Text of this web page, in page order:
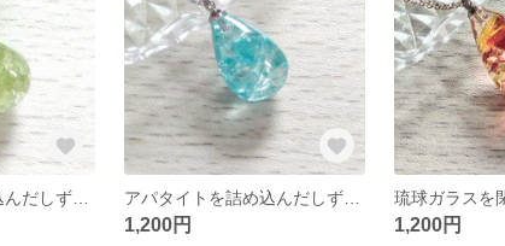
ペリドットを詰め込んだしずくネックレス アパタイトを詰め込んだしずくネックレス
1,200円 1,200円